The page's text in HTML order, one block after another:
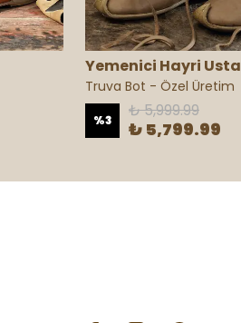
Yemenici Hayri Usta
Truva Bot - Özel Üretim
%3 ₺ 5,999.99
₺ 5,799.99